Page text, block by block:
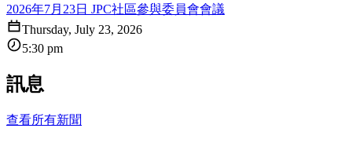
2026年7月23日 JPC社區參與委員會會議
Thursday, July 23, 2026
5:30 pm
訊息
查看所有新聞